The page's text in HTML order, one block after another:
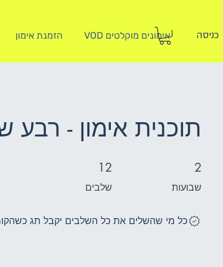
היי, אני לי אימונים מוקלטים VOD הזמנת אימון כניסה
תוכנית אימון - רבע
2
שבועות
2 שבועות 12
שלבים
12 שלבים
כל מי שהשלים את כל השלבים יקבל תג